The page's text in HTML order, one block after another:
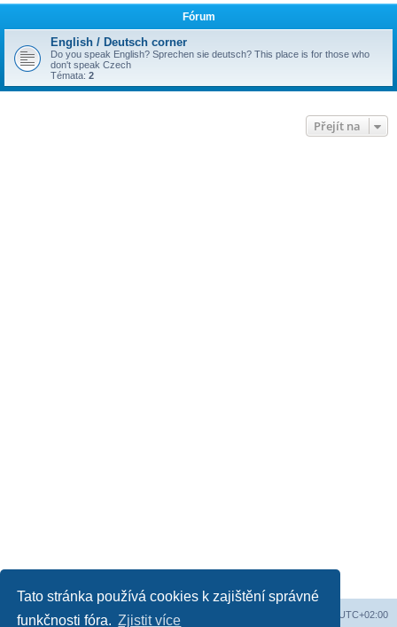
Tato stránka používá cookies k zajištění správné
funkčnosti fóra. Zjistit více
Fórum
English / Deutsch corner
Do you speak English? Sprechen sie deutsch? This place is for those who
don't speak Czech
Témata: 2
Přejít na
Web Obsah fóra UTC+02:00